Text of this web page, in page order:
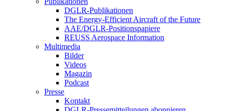
DGLR-Publikationen
The Energy-Efficient Aircraft of the Future
AAE/DGLR-Positionspapiere
REUSS Aerospace Information
Multimedia
Bilder
Videos
Magazin
Podcast
Presse
Kontakt